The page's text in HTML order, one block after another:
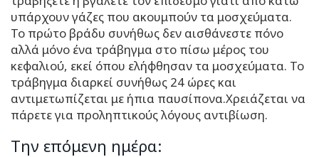
υπάρχουν γάζες που ακουμπούν τα μοσχεύματα.
Το πρώτο βράδυ συνήθως δεν αισθάνεστε πόνο
αλλά μόνο ένα τράβηγμα στο πίσω μέρος του
κεφαλιού, εκεί όπου ελήφθησαν τα μοσχεύματα. Το
τράβηγμα διαρκεί συνήθως 24 ώρες και
αντιμετωπίζεται με ήπια παυσίπονα.Χρειάζεται να
πάρετε για προληπτικούς λόγους αντιβίωση.
Την επόμενη ημέρα: